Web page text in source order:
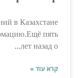
в Казахстане
пять
лет назад о...
קרא עוד »